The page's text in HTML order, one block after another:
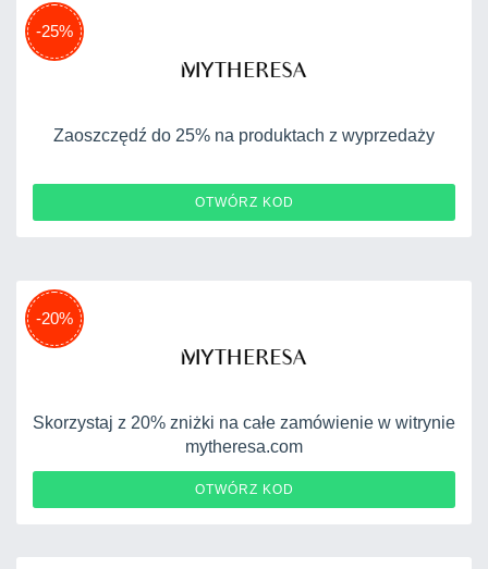
-25%
Zaoszczędź do 25% na produktach z wyprzedaży
OTWÓRZ KOD
-20%
Skorzystaj z 20% zniżki na całe zamówienie w witrynie
mytheresa.com
OTWÓRZ KOD